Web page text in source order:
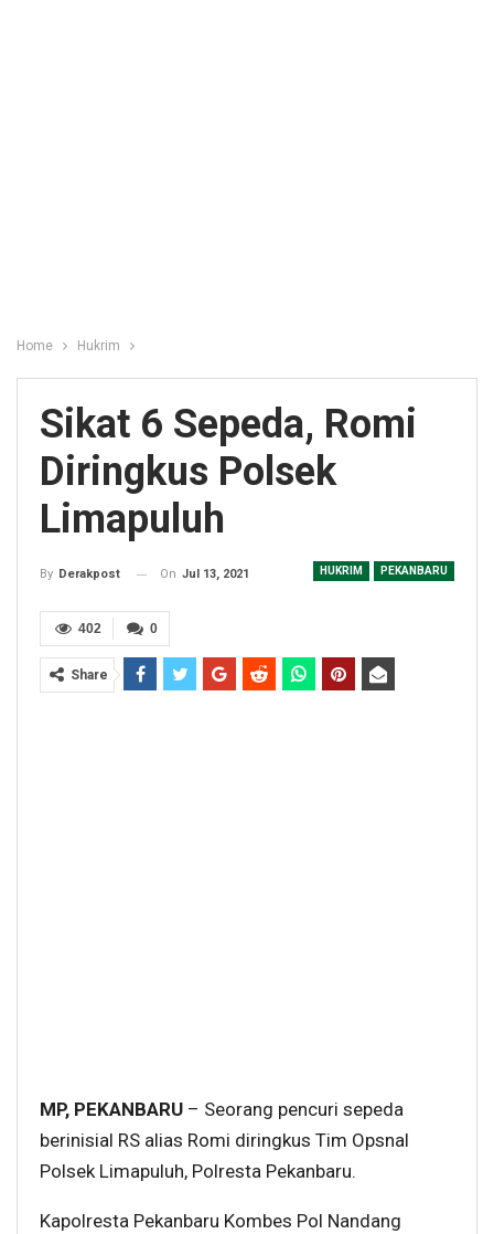
Home Hukrim
Sikat 6 Sepeda, Romi
Diringkus Polsek
Limapuluh
HUKRIM PEKANBARU
By Derakpost On Jul 13, 2021
0
402
Share
MP, PEKANBARU – Seorang pencuri sepeda
berinisial RS alias Romi diringkus Tim Opsnal
Polsek Limapuluh, Polresta Pekanbaru.
Kapolresta Pekanbaru Kombes Pol Nandang